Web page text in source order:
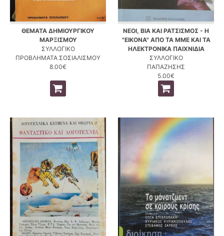
ΘΕΜΑΤΑ ΔΗΜΙΟΥΡΓΙΚΟΥ
ΜΑΡΞΙΣΜΟΥ
ΣΥΛΛΟΓΙΚΟ
ΠΡΟΒΛΗΜΑΤΑ ΣΟΣΙΑΛΙΣΜΟΥ
8.00€
ΝΕΟΙ, ΒΙΑ ΚΑΙ ΡΑΤΣΙΣΜΟΣ - Η
"ΕΙΚΟΝΑ" ΑΠΟ ΤΑ ΜΜΕ ΚΑΙ ΤΑ
ΗΛΕΚΤΡΟΝΙΚΑ ΠΑΙΧΝΙΔΙΑ
ΣΥΛΛΟΓΙΚΟ
ΠΑΠΑΖΗΣΗΣ
5.00€